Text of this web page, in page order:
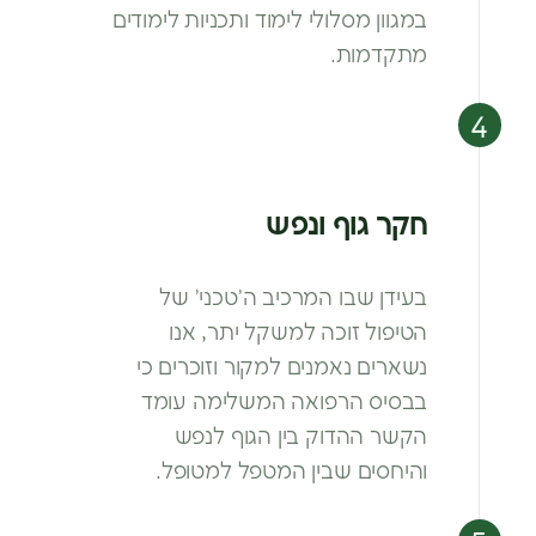
במגוון מסלולי לימוד ותכניות לימודים
מתקדמות.
חקר גוף ונפש
בעידן שבו המרכיב ה’טכני’ של
הטיפולזוכה למשקל יתר, אנו
נשארים נאמנים למקור וזוכרים כי
בבסיס הרפואה המשלימה עומד
הקשר ההדוק בין הגוף לנפש
והיחסים שבין המטפל למטופל.